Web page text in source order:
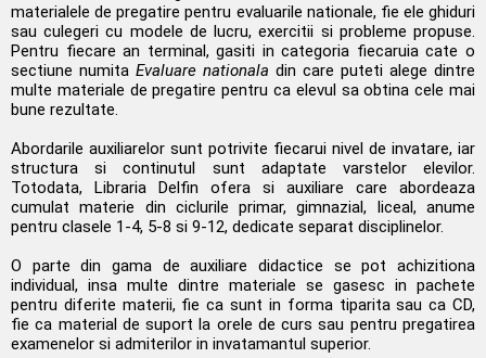
materialele de pregatire pentru evaluarile nationale, fie ele ghiduri
sau culegeri cu modele de lucru, exercitii si probleme propuse.
Pentru fiecare an terminal, gasiti in categoria fiecaruia cate o
sectiune numita Evaluare nationala din care puteti alege dintre
multe materiale de pregatire pentru ca elevul sa obtina cele mai
bune rezultate.
Abordarile auxiliarelor sunt potrivite fiecarui nivel de invatare, iar
structura si continutul sunt adaptate varstelor elevilor.
Totodata, Libraria Delfin ofera si auxiliare care abordeaza
cumulat materie din ciclurile primar, gimnazial, liceal, anume
pentru clasele 1-4, 5-8 si 9-12, dedicate separat disciplinelor.
O parte din gama de auxiliare didactice se pot achizitiona
individual, insa multe dintre materiale se gasesc in pachete
pentru diferite materii, fie ca sunt in forma tiparita sau ca CD,
fie ca material de suport la orele de curs sau pentru pregatirea
examenelor si admiterilor in invatamantul superior.